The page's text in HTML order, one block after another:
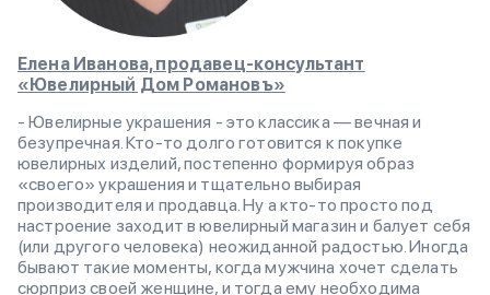
Елена Иванова, продавец-консультант
«Ювелирный Дом Романовъ»
- Ювелирные украшения - это классика — вечная и
безупречная. Кто-то долго готовится к покупке
ювелирных изделий, постепенно формируя образ
«своего» украшения и тщательно выбирая
производителя и продавца. Ну а кто-то просто под
настроение заходит в ювелирный магазин и балует себя
(или другого человека) неожиданной радостью. Иногда
бывают такие моменты, когда мужчина хочет сделать
сюрприз своей женщине, и тогда ему необходима